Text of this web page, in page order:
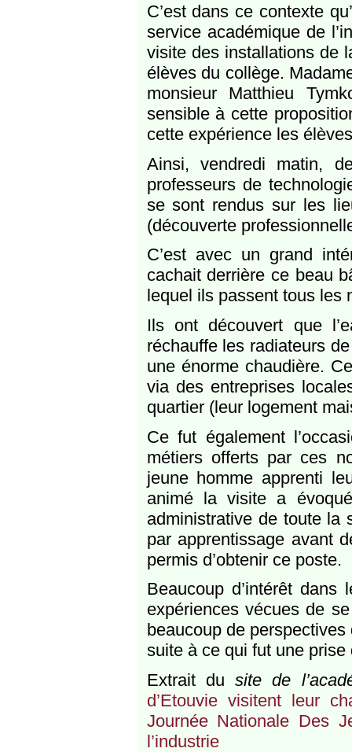
C’est dans ce contexte
service académique de
visite des installations de
élèves du collège.
monsieur Matthieu
sensible à cette
cette expérience les
Ainsi, vendredi matin,
professeurs de
se sont rendus sur les
(découverte
C’est avec un grand
cachait derrière ce beau
lequel ils passent tous les
Ils ont découvert que
réchauffe les radiateurs
une énorme chaudière.
via des entreprises
quartier (leur logement
Ce fut également
métiers offerts par ces
jeune homme apprenti
animé la visite a
administrative de toute la
par apprentissage avant
permis d’obtenir ce poste.
Beaucoup d’intérêt
expériences vécues de
beaucoup de
suite à ce qui fut une
Extrait dusite de
d’Etouvie visitent leur
Journée Nationale Des
l’industrie